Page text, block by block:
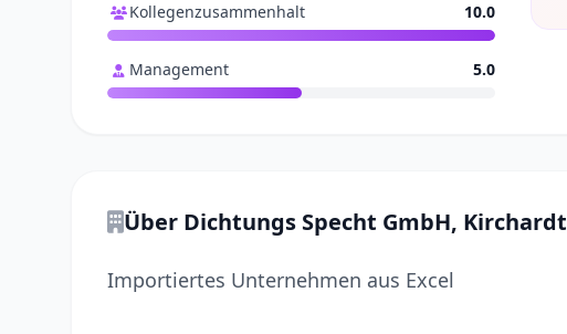
Kollegenzusammenhalt 10.0
Management 5.0
Über Dichtungs Specht GmbH, Kirchardt
Importiertes Unternehmen aus Excel